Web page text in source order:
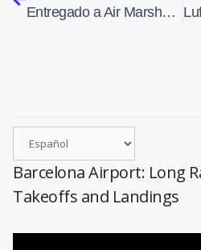
Entregado a Air Marshall Islands un Cessna SkyCourier para vuelos entre las islas del país
Barcelona Airport: Long
Takeoffs and Landings